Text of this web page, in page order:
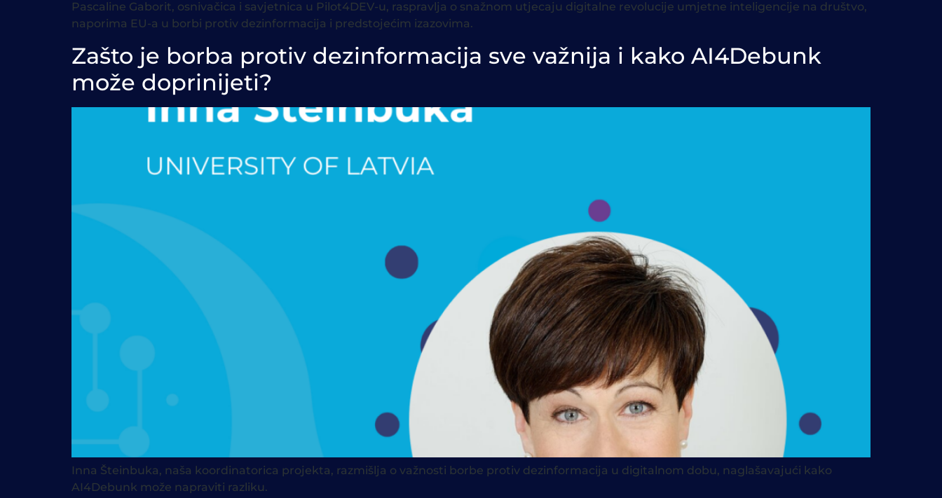
Pascaline Gaborit, osnivačica i savjetnica u Pilot4DEV-u, raspravlja o snažnom utjecaju digitalne revolucije umjetne inteligencije na društvo,
naporima EU-a u borbi protiv dezinformacija i predstojećim izazovima.
Zašto je borba protiv dezinformacija sve važnija i kako AI4Debunk
može doprinijeti?
Inna Šteinbuka, naša koordinatorica projekta, razmišlja o važnosti borbe protiv dezinformacija u digitalnom dobu, naglašavajući kako
AI4Debunk može napraviti razliku.